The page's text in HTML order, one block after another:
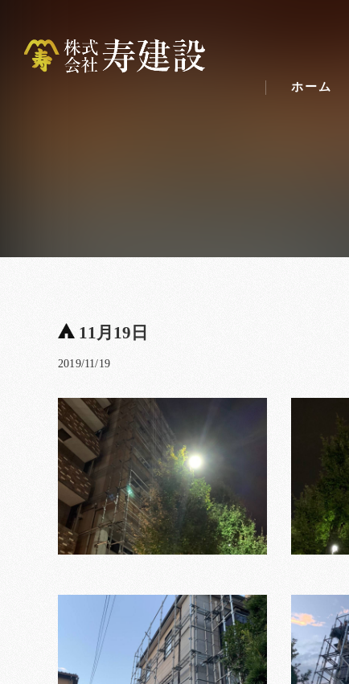
ホーム
11月19日
2019/11/19